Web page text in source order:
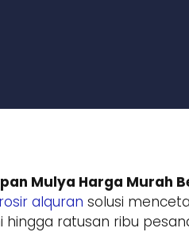
Mulya Harga Murah
alquran solusi
ratusan ribu